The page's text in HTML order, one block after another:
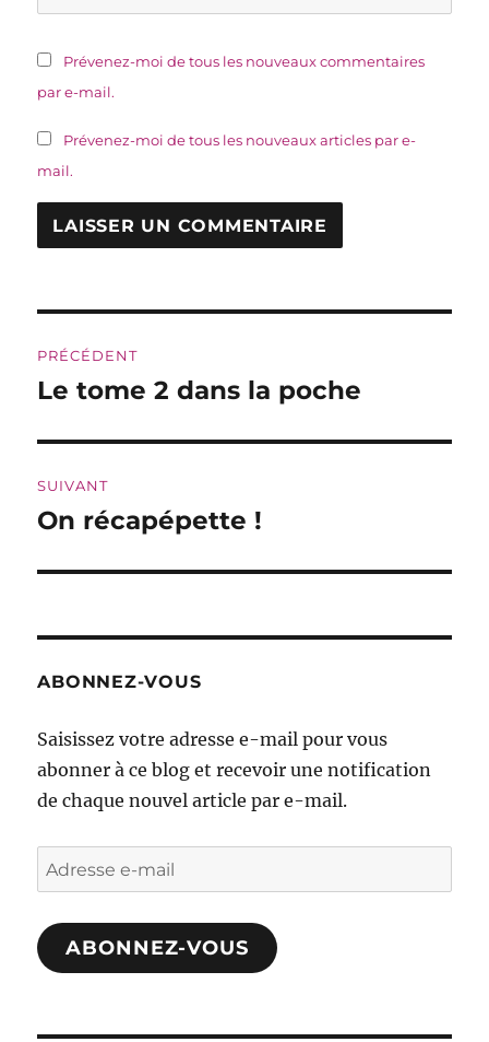
Prévenez-moi de tous les nouveaux commentaires
par e-mail.
Prévenez-moi de tous les nouveaux articles par e-
mail.
de
PRÉCÉDENT
Publication
Le tome 2 dans la poche
SUIVANT
Publication
On récapépette !
ABONNEZ-VOUS
Saisissez votre adresse e-mail pour vous
abonner à ce blog et recevoir une notification
de chaque nouvel article par e-mail.
Adresse
e-
mail
ABONNEZ-VOUS